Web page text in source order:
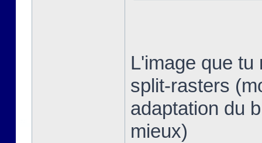
L'image que
split-rasters
adaptation du
mieux)